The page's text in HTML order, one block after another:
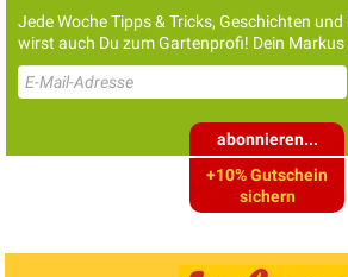
Jede Woche Tipps & Tricks, Geschichten
wirst auch Du zum Gartenprofi! Dein Markus
abonnieren...
+10% Gutschein
sichern